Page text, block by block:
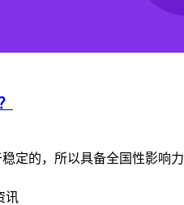
定的，所以具备全国性影响
讯